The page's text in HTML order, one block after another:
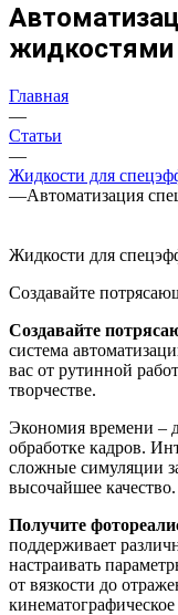
жидкостями
Главная
—
Статьи
—
Жидкости для
—Автоматизация
Жидкости для
Создавайте
Создавайте
система
вас от рутинной
творчестве.
Экономия времени –
обработке кадров.
сложные симуляции
высочайшее качество.
Получите
поддерживает
настраивать
от вязкости до
кинематографическое